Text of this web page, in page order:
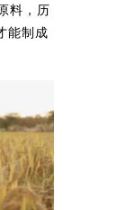
料，历
能制成